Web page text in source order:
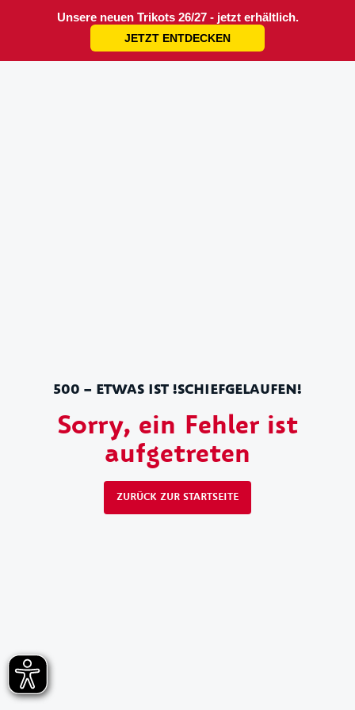
Unsere neuen Trikots 26/27 - jetzt erhältlich.
JETZT ENTDECKEN
500 – ETWAS IST !SCHIEFGELAUFEN!
Sorry, ein Fehler ist
aufgetreten
ZURÜCK ZUR STARTSEITE